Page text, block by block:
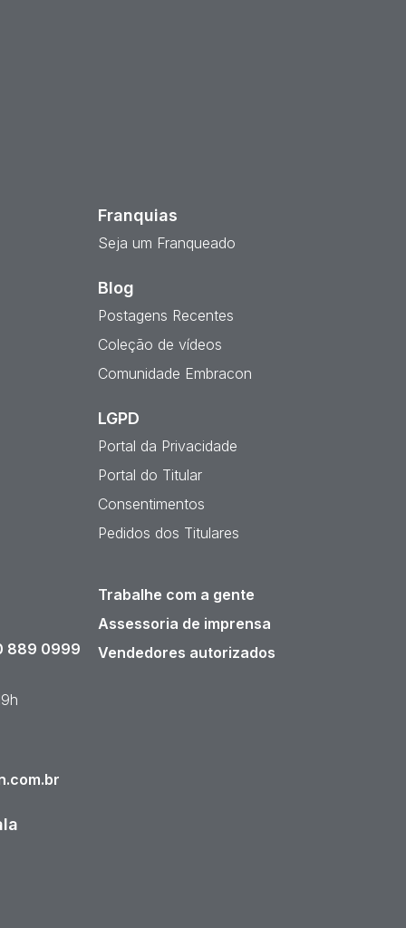
Franquias
Seja um Franqueado
Blog
Postagens Recentes
Coleção de vídeos
Comunidade Embracon
LGPD
Portal da Privacidade
Portal do Titular
Consentimentos
Pedidos dos Titulares
889 0999
Trabalhe com a gente
Assessoria de imprensa
Vendedores autorizados